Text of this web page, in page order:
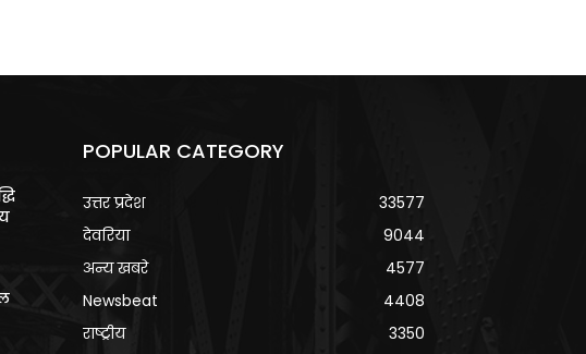
POPULAR CATEGORY
उत्तर प्रदेश
33577
देवरिया
9044
अन्य खबरे
4577
Newsbeat
4408
राष्ट्रीय
3350